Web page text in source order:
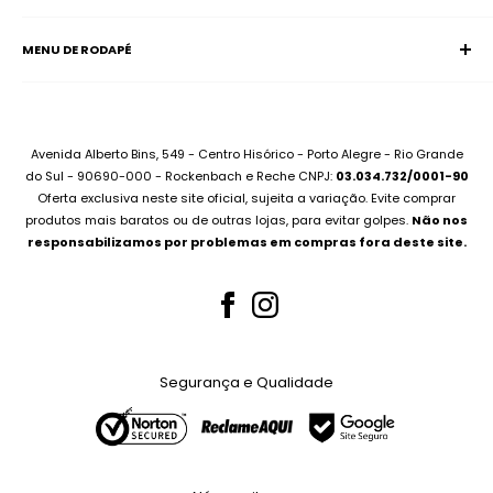
Whatsapp:(51) 99227-3667
Notebooks
Montamos seu PC
Compramos seu Notebook
Bateria Notebook
Fonte Notebook
Whatsapp (51) 99227-3667
MENU DE RODAPÉ
Sobre Assistência Técnica
Para Empresas
Canal no Youtube
Avenida Alberto Bins, 549 - Centro Hisórico - Porto Alegre - Rio Grande
do Sul - 90690-000 - Rockenbach e Reche CNPJ: 03.034.732/0001-90
Oferta exclusiva neste site oficial, sujeita a variação. Evite comprar
produtos mais baratos ou de outras lojas, para evitar golpes. Não nos
responsabilizamos por problemas em compras fora deste site.
Segurança e Qualidade